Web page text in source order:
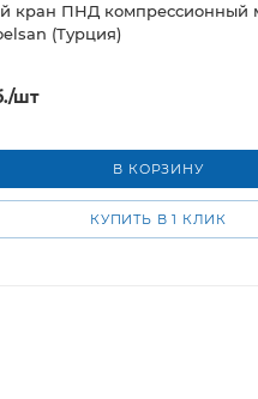
кран ПНД компрессионный
(Турция)
/шт
В КОРЗИНУ
КУПИТЬ В 1 КЛИК